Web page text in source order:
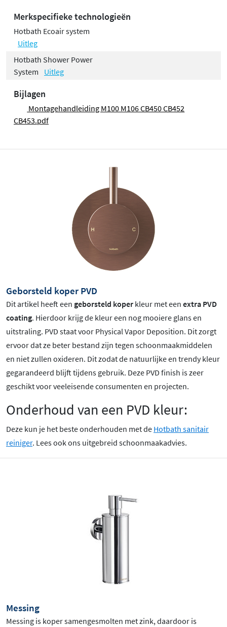
Merkspecifieke technologieën
Hotbath Ecoair system
Uitleg
Hotbath Shower Power
System
Uitleg
Bijlagen
Montagehandleiding M100 M106 CB450 CB452
CB453.pdf
Geborsteld koper PVD
Dit artikel heeft een geborsteld koper kleur met een extra PVD
coating. Hierdoor krijg de kleur een nog mooiere glans en
uitstraling. PVD staat voor Physical Vapor Deposition. Dit zorgt
ervoor dat ze beter bestand zijn tegen schoonmaakmiddelen
en niet zullen oxideren. Dit zodat de natuurlijke en trendy kleur
gegarandeerd blijft tijdens gebruik. Deze PVD finish is zeer
geschikt voor veeleisende consumenten en projecten.
Onderhoud van een PVD kleur:
Deze kun je het beste onderhouden met de Hotbath sanitair
reiniger. Lees ook ons uitgebreid schoonmaakadvies.
Messing
Messing is koper samengesmolten met zink, daardoor is